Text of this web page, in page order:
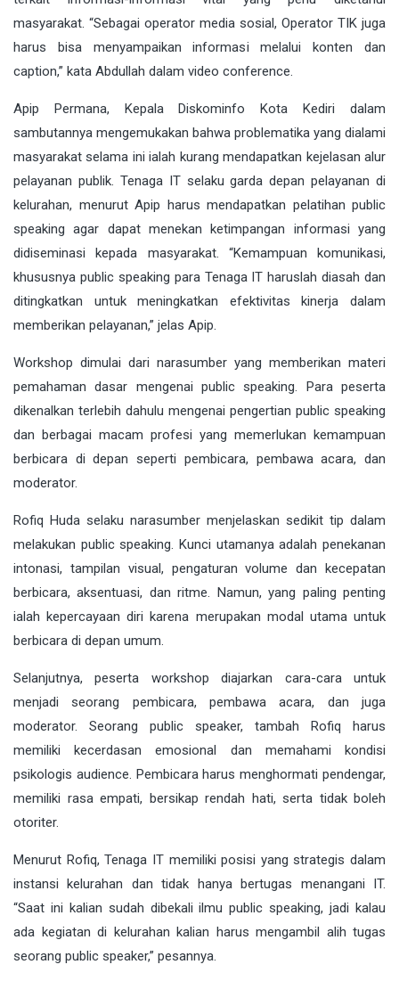
masyarakat. “Sebagai operator media sosial, Operator TIK juga
harus bisa menyampaikan informasi melalui konten dan
caption,” kata Abdullah dalam video conference.
Apip Permana, Kepala Diskominfo Kota Kediri dalam
sambutannya mengemukakan bahwa problematika yang dialami
masyarakat selama ini ialah kurang mendapatkan kejelasan alur
pelayanan publik. Tenaga IT selaku garda depan pelayanan di
kelurahan, menurut Apip harus mendapatkan pelatihan public
speaking agar dapat menekan ketimpangan informasi yang
didiseminasi kepada masyarakat. “Kemampuan komunikasi,
khususnya public speaking para Tenaga IT haruslah diasah dan
ditingkatkan untuk meningkatkan efektivitas kinerja dalam
memberikan pelayanan,” jelas Apip.
Workshop dimulai dari narasumber yang memberikan materi
pemahaman dasar mengenai public speaking. Para peserta
dikenalkan terlebih dahulu mengenai pengertian public speaking
dan berbagai macam profesi yang memerlukan kemampuan
berbicara di depan seperti pembicara, pembawa acara, dan
moderator.
Rofiq Huda selaku narasumber menjelaskan sedikit tip dalam
melakukan public speaking. Kunci utamanya adalah penekanan
intonasi, tampilan visual, pengaturan volume dan kecepatan
berbicara, aksentuasi, dan ritme. Namun, yang paling penting
ialah kepercayaan diri karena merupakan modal utama untuk
berbicara di depan umum.
Selanjutnya, peserta workshop diajarkan cara-cara untuk
menjadi seorang pembicara, pembawa acara, dan juga
moderator. Seorang public speaker, tambah Rofiq harus
memiliki kecerdasan emosional dan memahami kondisi
psikologis audience. Pembicara harus menghormati pendengar,
memiliki rasa empati, bersikap rendah hati, serta tidak boleh
otoriter.
Menurut Rofiq, Tenaga IT memiliki posisi yang strategis dalam
instansi kelurahan dan tidak hanya bertugas menangani IT.
“Saat ini kalian sudah dibekali ilmu public speaking, jadi kalau
ada kegiatan di kelurahan kalian harus mengambil alih tugas
seorang public speaker,” pesannya.